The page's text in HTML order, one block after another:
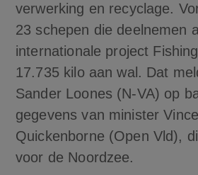
verwerking en recyclage.
23 schepen die deelnemen
internationale project
17.735 kilo aan wal. Dat
Sander Loones (N-VA) op
gegevens van minister
Quickenborne (Open Vld),
voor de Noordzee.